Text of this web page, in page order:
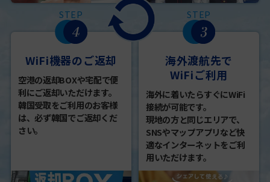
STEP
海外渡航先で
WiFiご利用
海外に着いたらすぐにWiFi
接続が可能です。
現地の方と同じエリアで、
SNSやマップアプリなど快
適なインターネットをご利
用いただけます。
STEP
WiFi機器のご返却
空港の返却BOXや宅配で便
利にご返却いただけます。
韓国受取をご利用のお客様
は、必ず韓国でご返却くだ
さい。